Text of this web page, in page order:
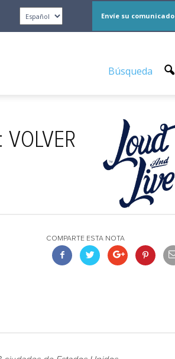
Envíe su comunicado
Búsqueda
COMPARTE ESTA NOTA